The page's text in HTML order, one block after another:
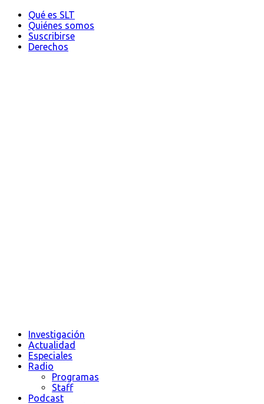
Qué es SLT
Quiénes somos
Suscribirse
Derechos
Investigación
Actualidad
Especiales
Radio
Programas
Staff
Podcast